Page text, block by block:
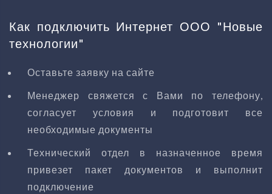
Как подключить Интернет ООО "Новые
технологии"
Оставьте заявку на сайте
Менеджер свяжется с Вами по телефону,
согласует условия и подготовит все
необходимые документы
Технический отдел в назначенное время
привезет пакет документов и выполнит
подключение